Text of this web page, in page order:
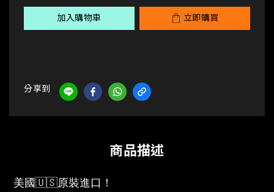
加入購物車 立即購買
分享到
商品描述
美國🇺🇸原裝進口！